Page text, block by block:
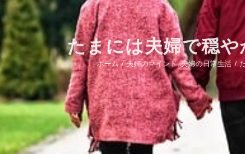
たまには夫婦で穏
ホーム / 夫婦のマインド,夫婦の日常生活 /